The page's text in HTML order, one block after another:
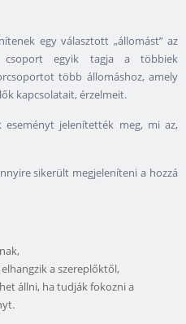
egy választott „állomást” az
csoport egyik tagja a többiek
több állomáshoz, amely
kapcsolatait, érzelmeit.
eseményt jelenítették meg, mi az,
sikerült megjeleníteni a hozzá
a szereplőktől,
állni, ha tudják fokozni a